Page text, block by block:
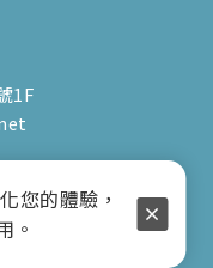
1F
務
您的體驗，
。